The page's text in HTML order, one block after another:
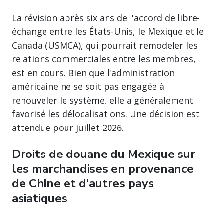
La révision après six ans de l'accord de libre-
échange entre les États-Unis, le Mexique et le
Canada (USMCA), qui pourrait remodeler les
relations commerciales entre les membres,
est en cours. Bien que l'administration
américaine ne se soit pas engagée à
renouveler le système, elle a généralement
favorisé les délocalisations. Une décision est
attendue pour juillet 2026.
Droits de douane du Mexique sur
les marchandises en provenance
de Chine et d'autres pays
asiatiques